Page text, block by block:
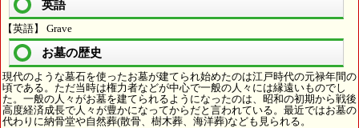
英語
【英語】 Grave
お墓の歴史
現代のような墓石を使ったお墓が建てられ始めたのは江戸時代の元禄年間の
頃である。ただ当時は権力者などが中心で一般の人々には縁遠いものでし
た。一般の人々がお墓を建てられるようになったのは、昭和の初期から戦後
高度経済成長で人々が豊かになってからだと言われている。最近ではお墓の
代わりに納骨堂や自然葬(散骨、樹木葬、海洋葬)なども見られる。